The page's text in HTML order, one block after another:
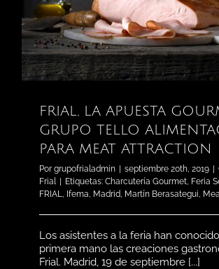
FRIAL, LA APUESTA
GRUPO TELLO
PARA MEAT ATTRACTION
Por grupofrialadmin | septiembre 20th, 2019 |
Frial
| Etiquetas: Charcutería Gourmet Feria
FRIAL
Ifema Madrid Martín Berasategui
Los asistentes a la feria han
primera mano las creaciones
Frial. Madrid, 19 de septiembre [...]